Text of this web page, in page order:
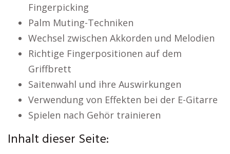
Fingerpicking
Palm Muting-Techniken
Wechsel zwischen Akkorden und Melodien
Richtige Fingerpositionen auf dem
Griffbrett
Saitenwahl und ihre Auswirkungen
Verwendung von Effekten bei der E-Gitarre
Spielen nach Gehör trainieren
Inhalt dieser Seite: